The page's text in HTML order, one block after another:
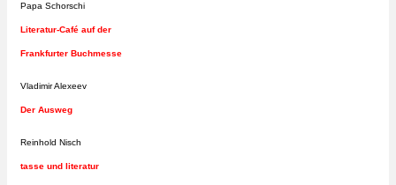
Papa Schorschi
Literatur-Café auf der
Frankfurter Buchmesse
Vladimir Alexeev
Der Ausweg
Reinhold Nisch
tasse und literatur